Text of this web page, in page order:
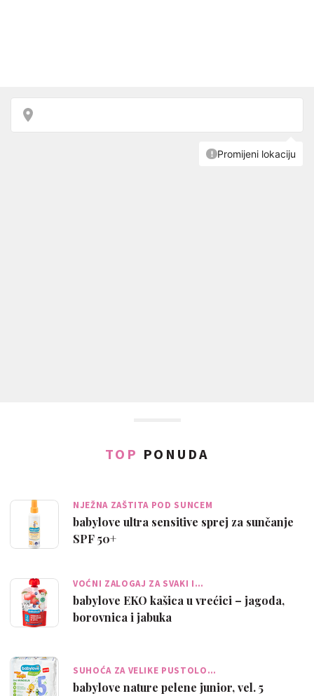
TOP PONUDA
NJEŽNA ZAŠTITA POD SUNCEM
babylove ultra sensitive sprej za sunčanje
SPF 50+
VOĆNI ZALOGAJ ZA SVAKI I…
babylove EKO kašica u vrećici – jagoda,
borovnica i jabuka
SUHOĆA ZA VELIKE PUSTOLO…
babylove nature pelene junior, vel. 5